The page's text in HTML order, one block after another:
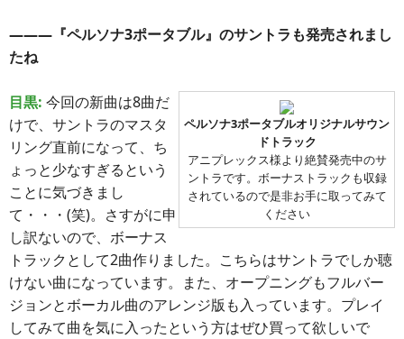
―――『ペルソナ3ポータブル』のサントラも発売されまし
たね
ペルソナ3ポータブルオリジナルサウン
ドトラック
アニプレックス様より絶賛発売中のサ
ントラです。ボーナストラックも収録
されているので是非お手に取ってみて
ください
目黒: 今回の新曲は8曲だ
けで、サントラのマスタ
リング直前になって、ち
ょっと少なすぎるという
ことに気づきまし
て・・・(笑)。さすがに申
し訳ないので、ボーナス
トラックとして2曲作りました。こちらはサントラでしか聴
けない曲になっています。また、オープニングもフルバー
ジョンとボーカル曲のアレンジ版も入っています。プレイ
してみて曲を気に入ったという方はぜひ買って欲しいで